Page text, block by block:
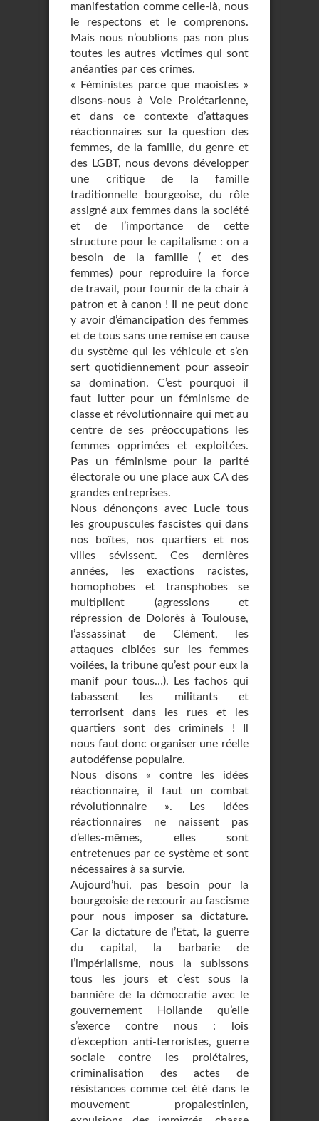
manifestation comme celle-là, nous
le respectons et le comprenons.
Mais nous n’oublions pas non plus
toutes les autres victimes qui sont
anéanties par ces crimes.
« Féministes parce que maoistes »
disons-nous à Voie Prolétarienne,
et dans ce contexte d’attaques
réactionnaires sur la question des
femmes, de la famille, du genre et
des LGBT, nous devons développer
une critique de la famille
traditionnelle bourgeoise, du rôle
assigné aux femmes dans la société
et de l’importance de cette
structure pour le capitalisme : on a
besoin de la famille ( et des
femmes) pour reproduire la force
de travail, pour fournir de la chair à
patron et à canon ! Il ne peut donc
y avoir d’émancipation des femmes
et de tous sans une remise en cause
du système qui les véhicule et s’en
sert quotidiennement pour asseoir
sa domination. C’est pourquoi il
faut lutter pour un féminisme de
classe et révolutionnaire qui met au
centre de ses préoccupations les
femmes opprimées et exploitées.
Pas un féminisme pour la parité
électorale ou une place aux CA des
grandes entreprises.
Nous dénonçons avec Lucie tous
les groupuscules fascistes qui dans
nos boîtes, nos quartiers et nos
villes sévissent. Ces dernières
années, les exactions racistes,
homophobes et transphobes se
multiplient (agressions et
répression de Dolorès à Toulouse,
l’assassinat de Clément, les
attaques ciblées sur les femmes
voilées, la tribune qu’est pour eux la
manif pour tous…). Les fachos qui
tabassent les militants et
terrorisent dans les rues et les
quartiers sont des criminels ! Il
nous faut donc organiser une réelle
autodéfense populaire.
Nous disons « contre les idées
réactionnaire, il faut un combat
révolutionnaire ». Les idées
réactionnaires ne naissent pas
d’elles-mêmes, elles sont
entretenues par ce système et sont
nécessaires à sa survie.
Aujourd’hui, pas besoin pour la
bourgeoisie de recourir au fascisme
pour nous imposer sa dictature.
Car la dictature de l’Etat, la guerre
du capital, la barbarie de
l’impérialisme, nous la subissons
tous les jours et c’est sous la
bannière de la démocratie avec le
gouvernement Hollande qu’elle
s’exerce contre nous : lois
d’exception anti-terroristes, guerre
sociale contre les prolétaires,
criminalisation des actes de
résistances comme cet été dans le
mouvement propalestinien,